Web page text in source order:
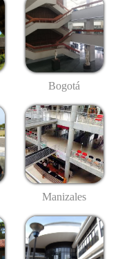
Bogotá
Manizales